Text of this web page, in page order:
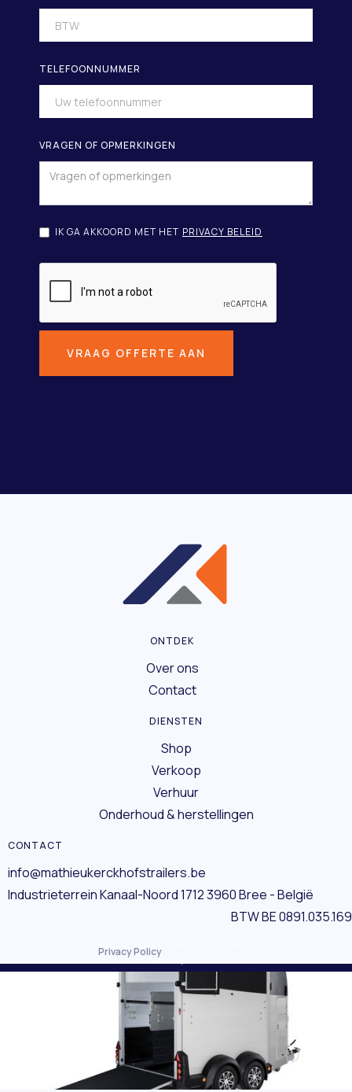
TELEFOONNUMMER
VRAGEN OF OPMERKINGEN
IK GA AKKOORD MET HET PRIVACY BELEID
ONTDEK
Over ons
Contact
DIENSTEN
Shop
Verkoop
Verhuur
Onderhoud & herstellingen
CONTACT
info@mathieukerckhofstrailers.be
Industrieterrein Kanaal-Noord 1712 3960 Bree - België
BTW BE 0891.035.169
Privacy Policy
Powered by Unikoo